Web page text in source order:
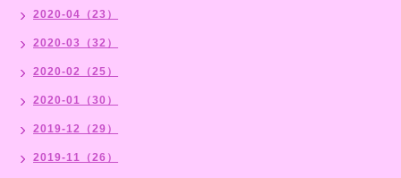
2020-04（23）
2020-03（32）
2020-02（25）
2020-01（30）
2019-12（29）
2019-11（26）